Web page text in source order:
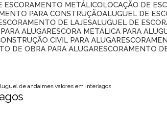
ESCORAMENTO METÁLICO LOCAÇÃO DE
PARA CONSTRUÇÃO ALUGUEL DE
DE LAJES ALUGUEL DE
PARA ALUGAR ESCORA METÁLICA PARA
CIVIL PARA ALUGAR
DE OBRA PARA ALUGAR ESCORAMENTO
de andaimes valores em interlagos